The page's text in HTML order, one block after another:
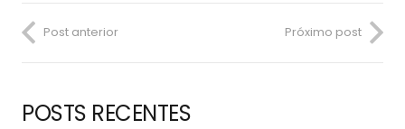
Post anterior Próximo post
POSTS RECENTES